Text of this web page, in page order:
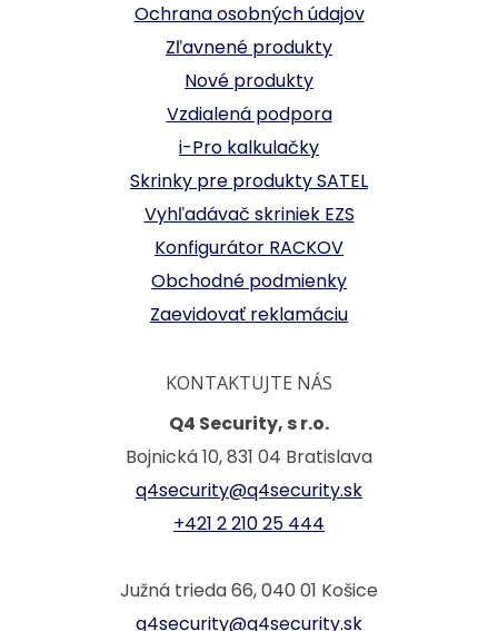
Ochrana osobných údajov
Zľavnené produkty
Nové produkty
Vzdialená podpora
i-Pro kalkulačky
Skrinky pre produkty SATEL
Vyhľadávač skriniek EZS
Konfigurátor RACKOV
Obchodné podmienky
Zaevidovať reklamáciu
KONTAKTUJTE NÁS
Q4 Security, s r.o.
Bojnická 10, 831 04 Bratislava
q4security@q4security.sk
+421 2 210 25 444
Južná trieda 66, 040 01 Košice
q4security@q4security.sk